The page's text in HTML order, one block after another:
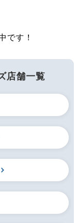
です！
店舗一覧